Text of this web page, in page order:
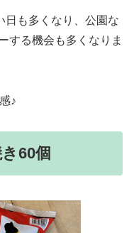
日も多くなり、公園な
する機会も多くなりま
♪
60個